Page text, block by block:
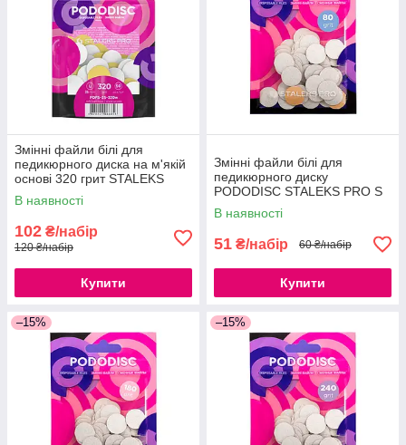
Змінні файли білі для
педикюрного диска на м'якій
основі 320 грит STALEKS
PRO PODODISC L - 25мм (50
шт)
В наявності
102 ₴/набір
120 ₴/набір
Купити
Змінні файли білі для
педикюрного диску
PODODISC STALEKS PRO S
80 грит (50шт.)
В наявності
51 ₴/набір 60 ₴/набір
Купити
–15% –15%